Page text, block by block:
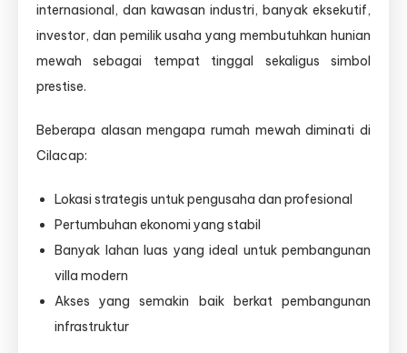
internasional, dan kawasan industri, banyak eksekutif,
investor, dan pemilik usaha yang membutuhkan hunian
mewah sebagai tempat tinggal sekaligus simbol
prestise.
Beberapa alasan mengapa rumah mewah diminati di
Cilacap:
Lokasi strategis untuk pengusaha dan profesional
Pertumbuhan ekonomi yang stabil
Banyak lahan luas yang ideal untuk pembangunan
villa modern
Akses yang semakin baik berkat pembangunan
infrastruktur